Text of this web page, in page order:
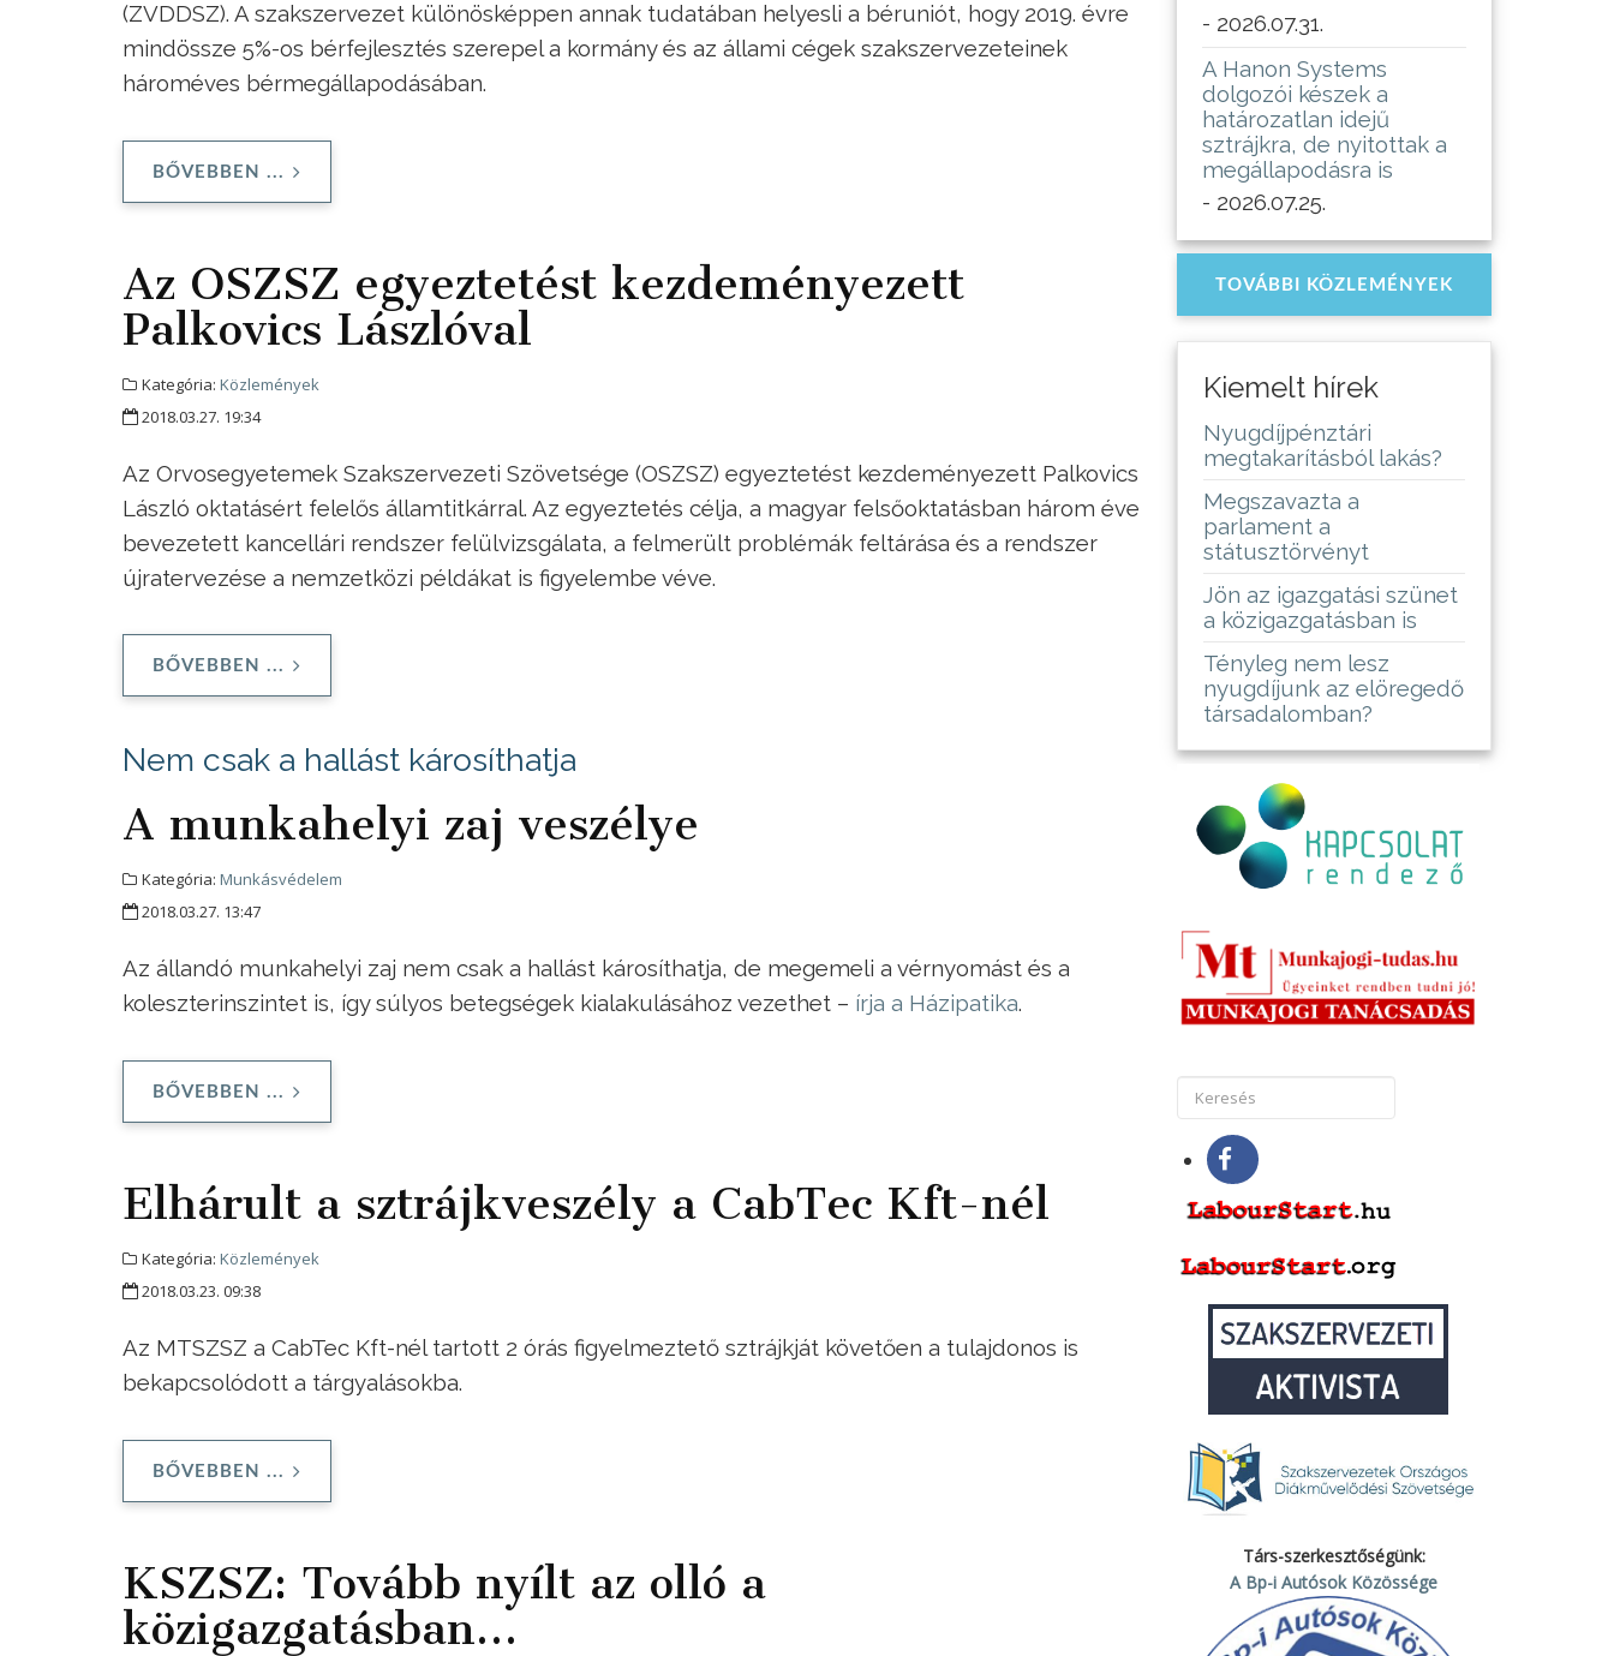
(ZVDDSZ). A szakszervezet különösképpen annak tudatában helyesli a béruniót, hogy 2019. évre
mindössze 5%-os bérfejlesztés szerepel a kormány és az állami cégek szakszervezeteinek
hároméves bérmegállapodásában.
BŐVEBBEN ...
Az OSZSZ egyeztetést kezdeményezett
Palkovics Lászlóval
Kategória: Közlemények
2018.03.27. 19:34
Az Orvosegyetemek Szakszervezeti Szövetsége (OSZSZ) egyeztetést kezdeményezett Palkovics
László oktatásért felelős államtitkárral. Az egyeztetés célja, a magyar felsőoktatásban három éve
bevezetett kancellári rendszer felülvizsgálata, a felmerült problémák feltárása és a rendszer
újratervezése a nemzetközi példákat is figyelembe véve.
BŐVEBBEN ...
Nem csak a hallást károsíthatja
A munkahelyi zaj veszélye
Kategória: Munkásvédelem
2018.03.27. 13:47
Az állandó munkahelyi zaj nem csak a hallást károsíthatja, de megemeli a vérnyomást és a
koleszterinszintet is, így súlyos betegségek kialakulásához vezethet – írja a Házipatika.
BŐVEBBEN ...
Elhárult a sztrájkveszély a CabTec Kft-nél
Kategória: Közlemények
2018.03.23. 09:38
Az MTSZSZ a CabTec Kft-nél tartott 2 órás figyelmeztető sztrájkját követően a tulajdonos is
bekapcsolódott a tárgyalásokba.
BŐVEBBEN ...
KSZSZ: Tovább nyílt az olló a
közigazgatásban…
- 2026.07.31.
A Hanon Systems
dolgozói készek a
határozatlan idejű
sztrájkra, de nyitottak a
megállapodásra is
- 2026.07.25.
TOVÁBBI KÖZLEMÉNYEK
Kiemelt hírek
Nyugdíjpénztári
megtakarításból lakás?
Megszavazta a
parlament a
státusztörvényt
Jön az igazgatási szünet
a közigazgatásban is
Tényleg nem lesz
nyugdíjunk az elöregedő
társadalomban?
Társ-szerkesztőségünk:
A Bp-i Autósok Közössége